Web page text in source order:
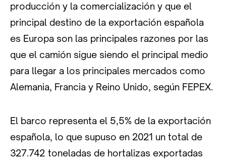
producción y la comercialización y que el
principal destino de la exportación española
es Europa son las principales razones por las
que el camión sigue siendo el principal medio
para llegar a los principales mercados como
Alemania, Francia y Reino Unido, según FEPEX.
El barco representa el 5,5% de la exportación
española, lo que supuso en 2021 un total de
327.742 toneladas de hortalizas exportadas